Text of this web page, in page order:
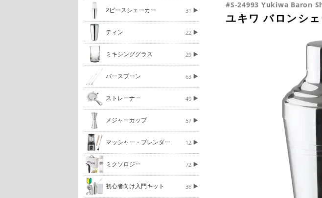
2ピースシェーカー 31
ティン 22
ミキシンググラス 29
バースプーン 63
ストレーナー 49
メジャーカップ 57
マッシャー・ブレンダー 12
ミクソロジー 72
初心者向け入門キット 36
#S-24993 Yukiwa Baron
ユキワ バロンシ